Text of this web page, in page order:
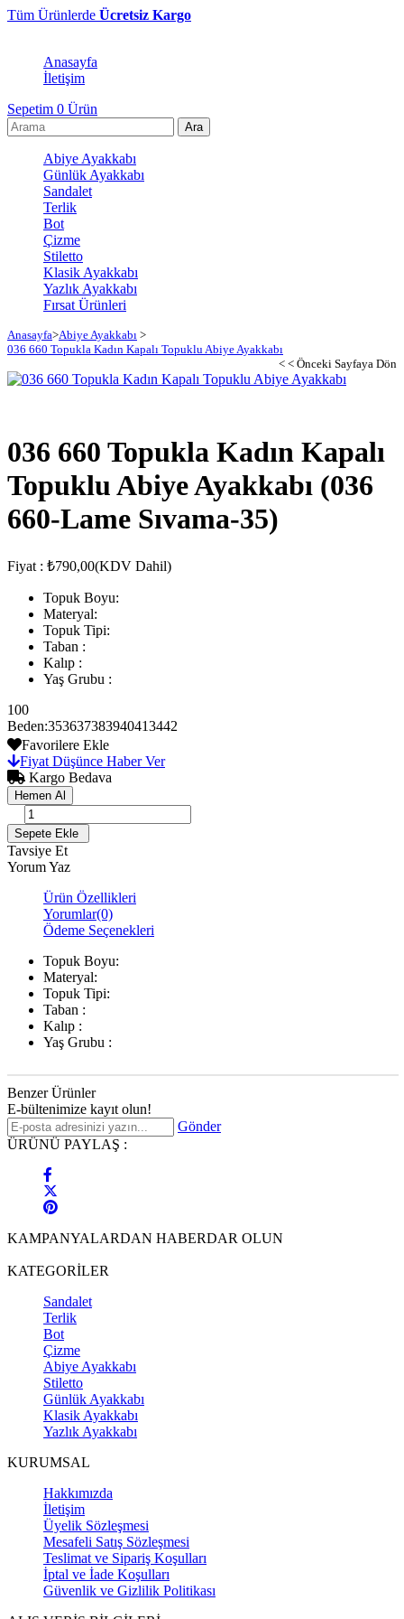
Tüm Ürünlerde Ücretsiz Kargo
Anasayfa
İletişim
Sepetim 0 Ürün
Abiye Ayakkabı
Günlük Ayakkabı
Sandalet
Terlik
Bot
Çizme
Stiletto
Klasik Ayakkabı
Yazlık Ayakkabı
Fırsat Ürünleri
Anasayfa>Abiye Ayakkabı >
036 660 Topukla Kadın Kapalı Topuklu Abiye Ayakkabı
< < Önceki Sayfaya Dön
036 660 Topukla Kadın Kapalı
Topuklu Abiye Ayakkabı (036
660-Lame Sıvama-35)
Fiyat : ₺790,00(KDV Dahil)
Topuk Boyu:
Materyal:
Topuk Tipi:
Taban :
Kalıp :
Yaş Grubu :
100
Beden:353637383940413442
Favorilere Ekle
Fiyat Düşünce Haber Ver
Kargo Bedava
Tavsiye Et
Yorum Yaz
Ürün Özellikleri
Yorumlar(0)
Ödeme Seçenekleri
Topuk Boyu:
Materyal:
Topuk Tipi:
Taban :
Kalıp :
Yaş Grubu :
Benzer Ürünler
E-bültenimize kayıt olun!
Gönder
ÜRÜNÜ PAYLAŞ :
KAMPANYALARDAN HABERDAR OLUN
KATEGORİLER
Sandalet
Terlik
Bot
Çizme
Abiye Ayakkabı
Stiletto
Günlük Ayakkabı
Klasik Ayakkabı
Yazlık Ayakkabı
KURUMSAL
Hakkımızda
İletişim
Üyelik Sözleşmesi
Mesafeli Satış Sözleşmesi
Teslimat ve Sipariş Koşulları
İptal ve İade Koşulları
Güvenlik ve Gizlilik Politikası